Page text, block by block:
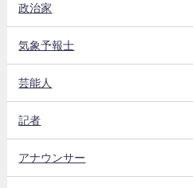
政治家
気象予報士
芸能人
記者
アナウンサー